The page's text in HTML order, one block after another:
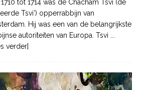
tot 1714 was de Chacham Tsvi (de
Tsvi’) opperrabbijn van
Hij was een van de belangrijkste
autoriteiten van Europa. Tsvi
verder]